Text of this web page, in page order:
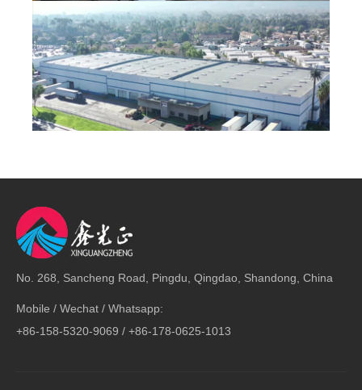
Siguiente:
No. 268, Sancheng Road, Pingdu, Qingdao, Shandong, China
Mobile / Wechat / Whatsapp:
+86-158-5320-9069 / +86-178-0625-1013